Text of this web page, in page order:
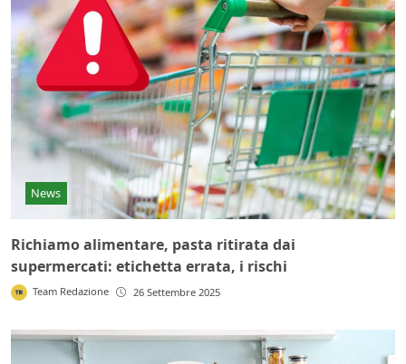
News
Richiamo alimentare, pasta ritirata dai
supermercati: etichetta errata, i rischi
Team Redazione 26 Settembre 2025